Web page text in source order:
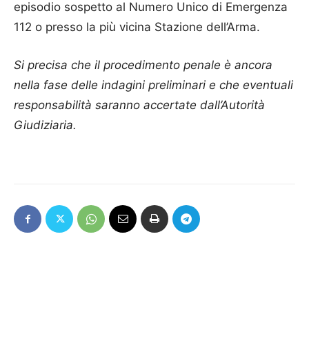
episodio sospetto al Numero Unico di Emergenza
112 o presso la più vicina Stazione dell’Arma.
Si precisa che il procedimento penale è ancora
nella fase delle indagini preliminari e che eventuali
responsabilità saranno accertate dall’Autorità
Giudiziaria.